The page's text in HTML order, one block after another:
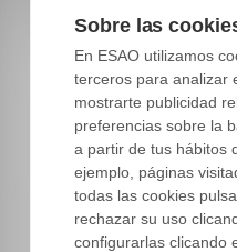
Sobre las
En ESAO utilizamos
terceros para analizar
mostrarte publicidad
preferencias sobre la
a partir de tus hábitos
ejemplo, páginas
todas las cookies
rechazar su uso
configurarlas clicando